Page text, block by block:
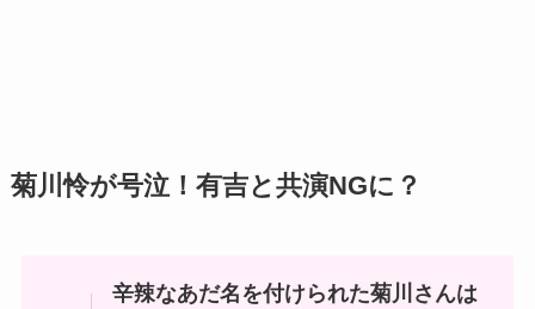
菊川怜が号泣！有吉と共演NGに？
辛辣なあだ名を付けられた菊川さんは